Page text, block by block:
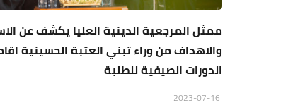
ممثل المرجعية الدينية العليا يكشف عن
والاهداف من وراء تبني العتبة الحسينية
الدورات الصيفية للطلبة